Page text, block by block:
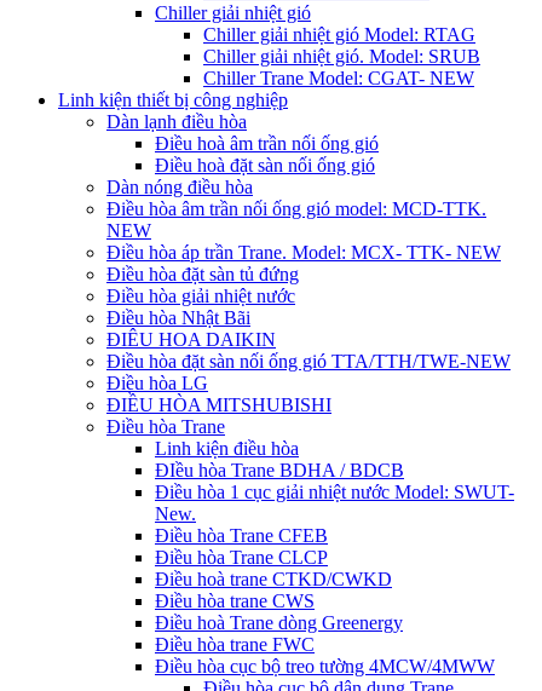
Chiller giải nhiệt gió
Chiller giải nhiệt gió Model: RTAG
Chiller giải nhiệt gió. Model: SRUB
Chiller Trane Model: CGAT- NEW
Linh kiện thiết bị công nghiệp
Dàn lạnh điều hòa
Điều hoà âm trần nối ống gió
Điều hoà đặt sàn nối ống gió
Dàn nóng điều hòa
Điều hòa âm trần nối ống gió model: MCD-TTK.
NEW
Điều hòa áp trần Trane. Model: MCX- TTK- NEW
Điều hòa đặt sàn tủ đứng
Điều hòa giải nhiệt nước
Điều hòa Nhật Bãi
ĐIÊU HOA DAIKIN
Điều hòa đặt sàn nối ống gió TTA/TTH/TWE-NEW
Điều hòa LG
ĐIỀU HÒA MITSHUBISHI
Điều hòa Trane
Linh kiện điều hòa
ĐIều hòa Trane BDHA / BDCB
Điều hòa 1 cục giải nhiệt nước Model: SWUT-
New.
Điều hòa Trane CFEB
Điều hòa Trane CLCP
Điều hoà trane CTKD/CWKD
Điều hòa trane CWS
Điều hoà Trane dòng Greenergy
Điều hòa trane FWC
Điều hòa cục bộ treo tường 4MCW/4MWW